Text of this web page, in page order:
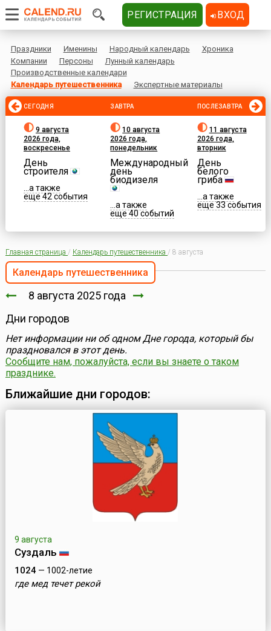
Праздники Именины Народный календарь
Хроника
Компании
Персоны
Лунный календарь
Производственные календари
Календарь путешественника
Экспертные материалы
СЕГОДНЯ
9 августа
2026 года,
воскресенье
День
строителя
...а также
еще 42 события
ЗАВТРА
10 августа
2026 года,
понедельник
Международный
день
биодизеля
...а также
еще 40 событий
ПОСЛЕЗАВТРА
11 августа
2026 года,
вторник
День
белого
гриба
...а также
еще 33 события
Главная страница / Календарь путешественника / 8 августа
Календарь путешественника
8 августа 2025 года
Дни городов
Нет информации ни об одном Дне города, который бы
праздновался в этот день.
Сообщите нам, пожалуйста, если вы знаете о таком
празднике.
Ближайшие дни городов:
9 августа
Суздаль
1024— 1002-летие
где мед течет рекой
РЕГИСТРАЦИЯ ВХОД